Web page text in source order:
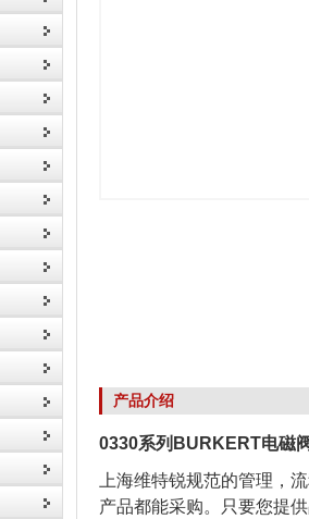
产品介绍
0330系列BURKERT电磁
上海维特锐规范的管理，
产品都能采购。只要您提